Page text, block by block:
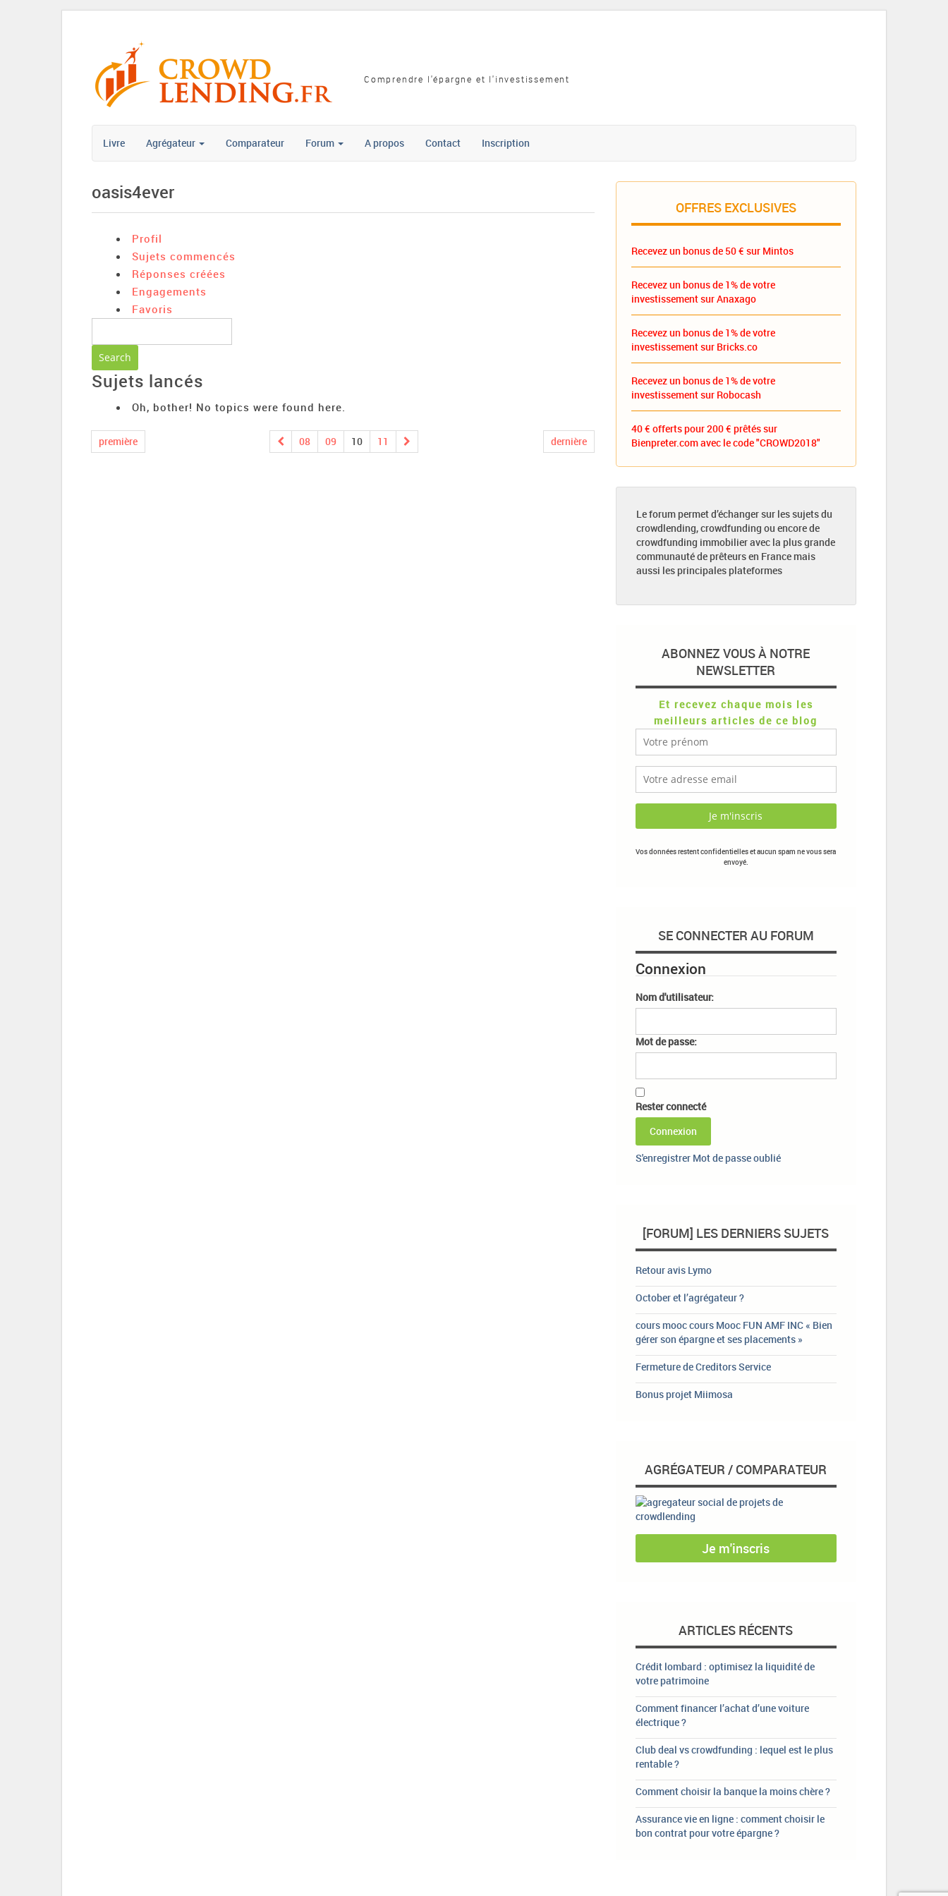
Comprendre l'épargne et l'investissement
Livre Agrégateur Comparateur Forum A propos Contact Inscription
oasis4ever
Profil
Sujets commencés
Réponses créées
Engagements
Favoris
Sujets lancés
Oh, bother! No topics were found here.
première 08 09 10 11 dernière
OFFRES EXCLUSIVES
Recevez un bonus de 50 € sur Mintos
Recevez un bonus de 1% de votre
investissement sur Anaxago
Recevez un bonus de 1% de votre
investissement sur Bricks.co
Recevez un bonus de 1% de votre
investissement sur Robocash
40 € offerts pour 200 € prêtés sur
Bienpreter.com avec le code "CROWD2018"
Le forum permet d’échanger sur les sujets du
crowdlending, crowdfunding ou encore de
crowdfunding immobilier avec la plus grande
communauté de prêteurs en France mais
aussi les principales plateformes
ABONNEZ VOUS À NOTRE
NEWSLETTER
Et recevez chaque mois les
meilleurs articles de ce blog
Vos données restent confidentielles et aucun spam ne vous sera
envoyé.
SE CONNECTER AU FORUM
Connexion
Nom d'utilisateur:
Mot de passe:
Rester connecté
Connexion
S'enregistrer Mot de passe oublié
[FORUM] LES DERNIERS SUJETS
Retour avis Lymo
October et l’agrégateur ?
cours mooc cours Mooc FUN AMF INC « Bien
gérer son épargne et ses placements »
Fermeture de Creditors Service
Bonus projet Miimosa
AGRÉGATEUR / COMPARATEUR
Je m'inscris
ARTICLES RÉCENTS
Crédit lombard : optimisez la liquidité de
votre patrimoine
Comment financer l’achat d’une voiture
électrique ?
Club deal vs crowdfunding : lequel est le plus
rentable ?
Comment choisir la banque la moins chère ?
Assurance vie en ligne : comment choisir le
bon contrat pour votre épargne ?